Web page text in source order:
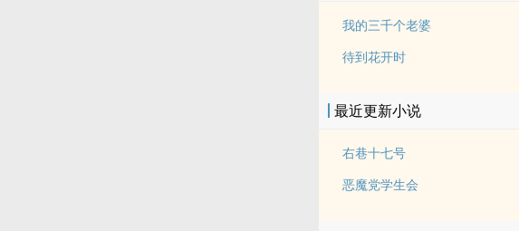
我的三千个老婆
待到花开时
最近更新小说
右巷十七号
恶魔党学生会